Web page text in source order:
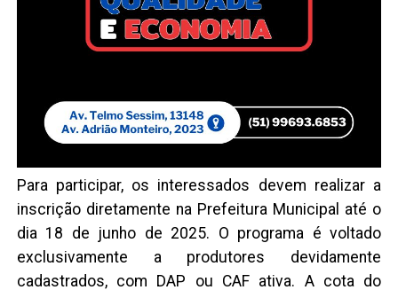
Para participar, os interessados devem realizar a
inscrição diretamente na Prefeitura Municipal até o
dia 18 de junho de 2025. O programa é voltado
exclusivamente a produtores devidamente
cadastrados, com DAP ou CAF ativa. A cota do